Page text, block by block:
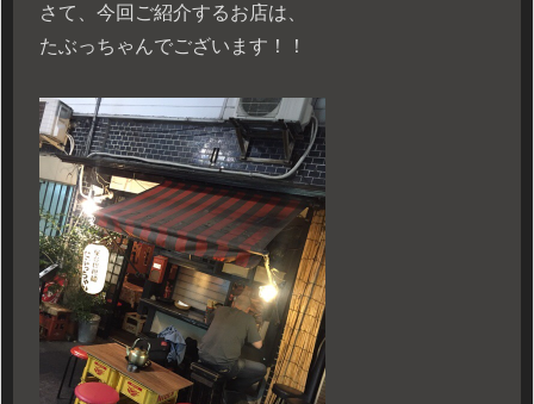
さて、今回ご紹介するお店は、
たぶっちゃんでございます！！